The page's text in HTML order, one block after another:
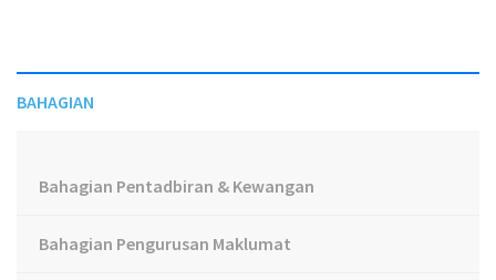
BAHAGIAN
Bahagian Pentadbiran & Kewangan
Bahagian Pengurusan Maklumat